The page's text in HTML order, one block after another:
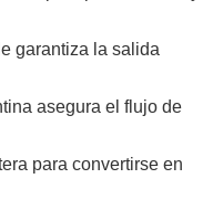
garantiza la salida
asegura el flujo de
para convertirse en